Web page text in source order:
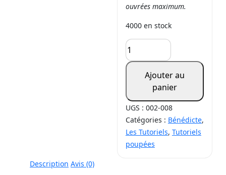
ouvrées maximum.
4000 en stock
Ajouter au
panier
UGS : 002-008
Catégories : Bénédicte,
Les Tutoriels, Tutoriels
poupées
Description Avis (0)